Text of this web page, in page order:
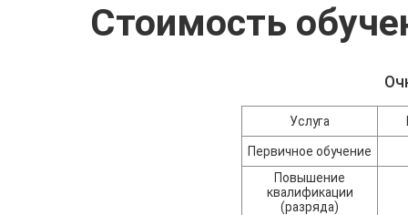
Стоимость
Услуга
Первичное обучение
Повышение
квалификации
(разряда)